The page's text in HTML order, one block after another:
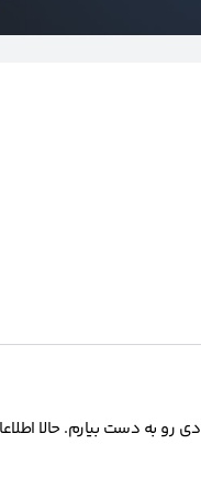
رو به دست بیارم. حالا